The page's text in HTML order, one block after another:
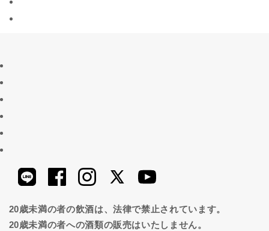
20歳未満の者の飲酒は、法律で禁止されています。
20歳未満の者への酒類の販売はいたしません。